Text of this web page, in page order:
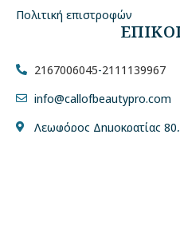
Πολιτική επιστροφών
2167006045-2111139967
info@callofbeautypro.com
Λεωφόρος Δημοκρατίας